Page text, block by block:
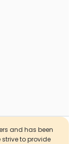
and has been
to provide